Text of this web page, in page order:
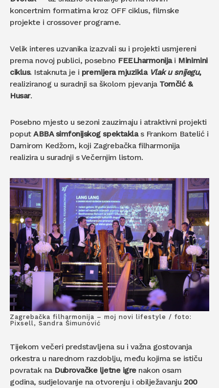
koncertnim formatima kroz OFF ciklus, filmske
projekte i crossover programe.
Velik interes uzvanika izazvali su i projekti usmjereni
prema novoj publici, posebno FEELharmonija i Minimini
ciklus. Istaknuta je i premijera mjuzikla Vlak u snijegu,
realiziranog u suradnji sa školom pjevanja Tomčić &
Husar.
Posebno mjesto u sezoni zauzimaju i atraktivni projekti
poputABBA simfonijskog spektaklas Frankom Batelić i
Damirom Kedžom, koji Zagrebačka filharmonija
realizira u suradnji s Večernjim listom.
Zagrebačka filharmonija – moj novi lifestyle / foto:
Pixsell, Sandra Šimunović
Tijekom večeri predstavljena su i važna gostovanja
orkestra u narednom razdoblju, među kojima se ističu
povratak na Dubrovačke ljetne igrenakon osam
godina, sudjelovanje na otvorenju i obilježavanju 200